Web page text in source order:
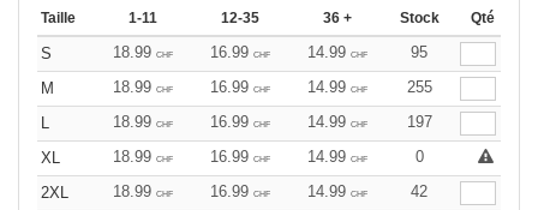
Taille 1-11 12-35 36 + Stock Qté
S 18.99 CHF 16.99 CHF 14.99 CHF
95
M
18.99 CHF 16.99 CHF 14.99 CHF
255
L
18.99 CHF 16.99 CHF 14.99 CHF
197
XL
18.99 CHF 16.99 CHF 14.99 CHF
0
2XL
18.99 CHF 16.99 CHF 14.99 CHF
42